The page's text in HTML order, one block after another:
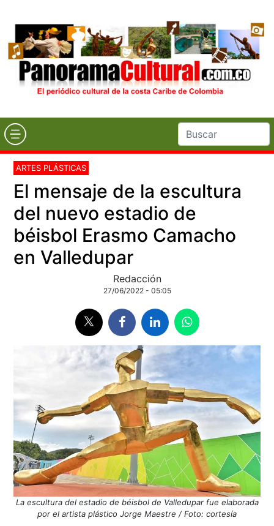
ARTES PLÁSTICAS
El mensaje de la escultura
del nuevo estadio de
béisbol Erasmo Camacho
en Valledupar
Redacción
27/06/2022 - 05:05
La escultura del estadio de béisbol de Valledupar fue elaborada
por el artista plástico Jorge Maestre / Foto: cortesía